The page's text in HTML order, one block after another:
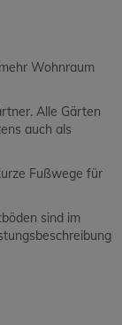
Wohnraum
Alle Gärten
auch als
Fußwege für
sind im